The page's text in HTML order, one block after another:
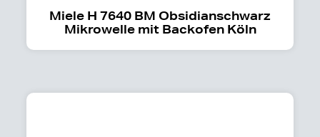
Miele H 7640 BM Obsidianschwarz
Mikrowelle mit Backofen Köln